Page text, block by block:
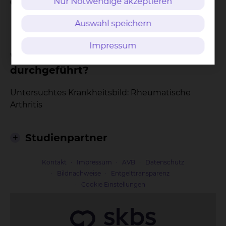
Nicht-interventionell
Warum wird diese Studie
durchgeführt?
Untersuchtes Krankheitsbild: Rheumatische
Arthritis
Studienpartner
Kontakt Impressum AVB
Datenschutz
Bildnachweise
Entgelttransparenz
Cookie Einstellungen
Auswahl speichern
Impressum